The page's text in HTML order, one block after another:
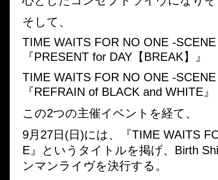
そして、
TIME WAITS FOR NO ONE -
『PRESENT for DAY【BREAK】』
TIME WAITS FOR NO ONE -
『REFRAIN of BLACK and WHITE』
この2つの主催イベントを経て、
9月27日(日)には、『TIME WAITS
E』というタイトルを掲げ、Birth
ンマンライヴを決行する。